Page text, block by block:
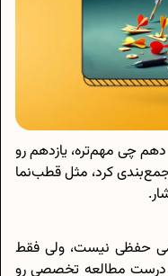
چی مهم‌تره، یازدهم رو
کرد، مثل قطب‌نما
حفظی نیست، ولی فقط
مطالعه تخصصی رو